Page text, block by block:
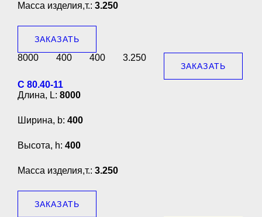
Масса изделия,т.: 3.250
ЗАКАЗАТЬ
8000 400 400 3.250
ЗАКАЗАТЬ
С 80.40-11
Длина, L: 8000
Ширина, b: 400
Высота, h: 400
Масса изделия,т.: 3.250
ЗАКАЗАТЬ